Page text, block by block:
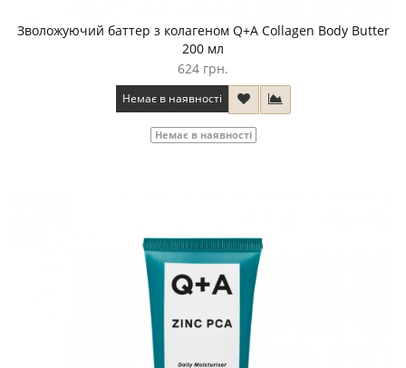
Зволожуючий баттер з колагеном Q+A Collagen Body Butter
200 мл
624 грн.
Немає в наявності
Немає в наявності